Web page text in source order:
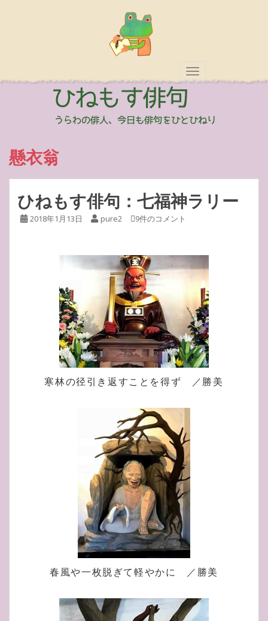
TOGGLE
懸衣翁
ひねもす俳句：七福神ラリー
2018年1月13日 pure2 9件のコメント
寒林の径引き返すことを得ず ／勝美
春風や一枚脱ぎて軽やかに ／勝美